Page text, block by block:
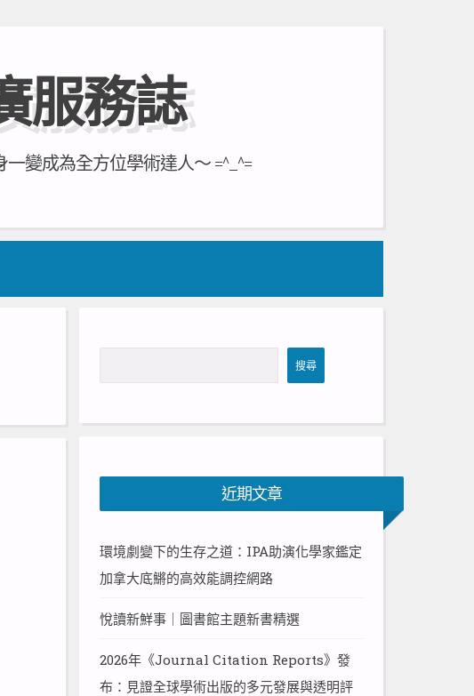
服務誌
變成為全方位學術達人～ =^_^=
尋
搜尋
近期文章
環境劇變下的生存之道：IPA助演化學家鑑定
加拿大底鱂的高效能調控網路
悅讀新鮮事｜圖書館主題新書精選
2026年《Journal Citation Reports》發
布：見證全球學術出版的多元發展與透明評